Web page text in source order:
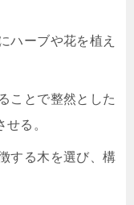
ハーブや花を植え
ことで整然とした
る。
する木を選び、構